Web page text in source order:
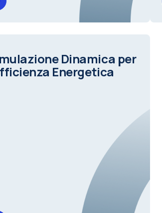
Dinamica per
Energetica